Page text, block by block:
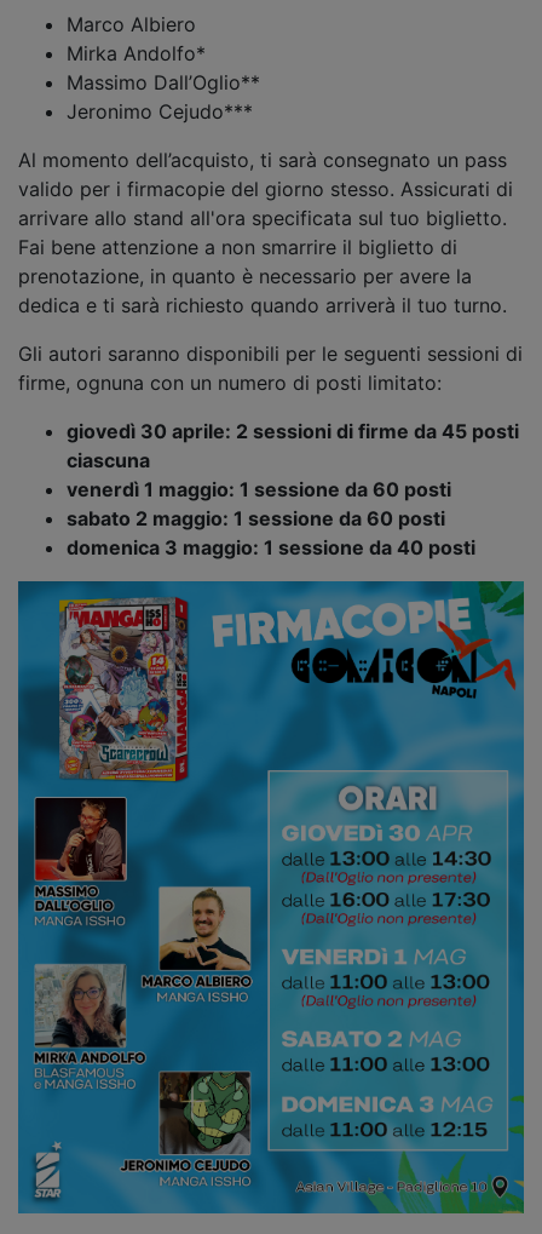
Marco Albiero
Mirka Andolfo*
Massimo Dall’Oglio**
Jeronimo Cejudo***
Al momento dell’acquisto, ti sarà consegnato un pass
valido per i firmacopie del giorno stesso. Assicurati di
arrivare allo stand all'ora specificata sul tuo biglietto.
Fai bene attenzione a non smarrire il biglietto di
prenotazione, in quanto è necessario per avere la
dedica e ti sarà richiesto quando arriverà il tuo turno.
Gli autori saranno disponibili per le seguenti sessioni di
firme, ognuna con un numero di posti limitato:
giovedì 30 aprile: 2 sessioni di firme da 45 posti
ciascuna
venerdì 1 maggio: 1 sessione da 60 posti
sabato 2 maggio: 1 sessione da 60 posti
domenica 3 maggio: 1 sessione da 40 posti